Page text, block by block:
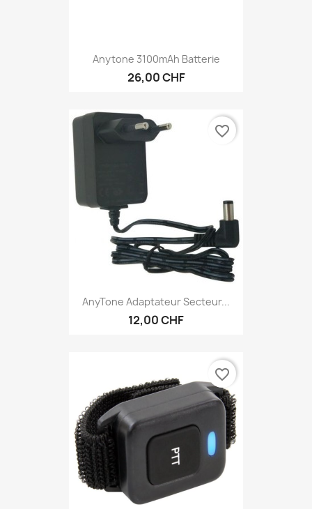
Anytone 3100mAh Batterie
26,00 CHF
AnyTone Adaptateur Secteur...
12,00 CHF
favorite_border
favorite_border